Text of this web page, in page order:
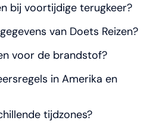
bij voortijdige terugkeer?
van Doets Reizen?
voor de brandstof?
in Amerika en
tijdzones?